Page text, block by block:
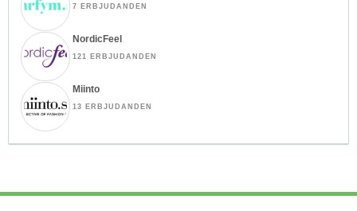
7 ERBJUDANDEN
NordicFeel
121 ERBJUDANDEN
Miinto
13 ERBJUDANDEN